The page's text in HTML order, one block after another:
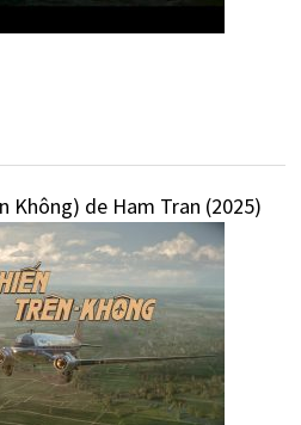
Không) de Ham Tran (2025)